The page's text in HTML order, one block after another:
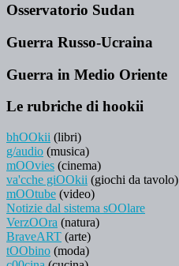
Osservatorio Sudan
Guerra Russo-Ucraina
Guerra in Medio Oriente
Le rubriche di hookii
bhOOkii (libri)
g/audio (musica)
mOOvies (cinema)
va'cche giOOkii (giochi da tavolo)
mOOtube (video)
Notizie dal sistema sOOlare
VerzOOra (natura)
BraveART (arte)
tOObino (moda)